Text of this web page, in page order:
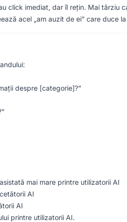
click imediat, dar îl rețin. Mai târziu
acel „am auzit de ei” care duce
despre [categorie]?”
mai mare printre utilizatorii AI
AI
AI
printre utilizatorii AI.